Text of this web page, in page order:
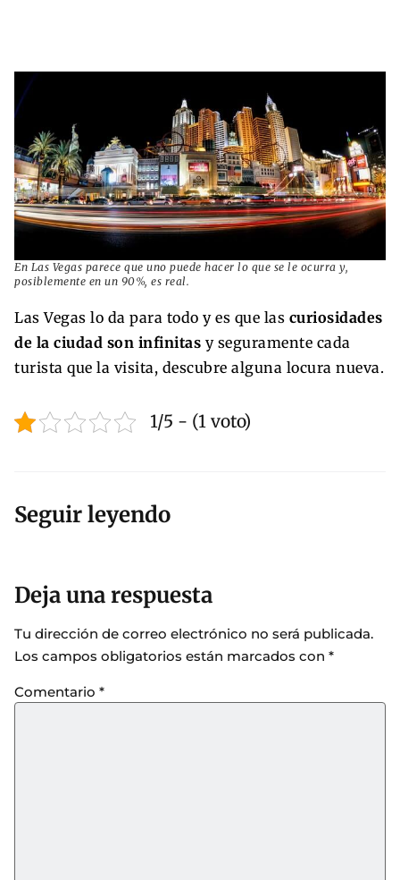
En Las Vegas parece que uno puede hacer lo que se le ocurra y,
posiblemente en un 90%, es real.
Las Vegas lo da para todo y es que las curiosidades
de la ciudad son infinitas y seguramente cada
turista que la visita, descubre alguna locura nueva.
1/5 - (1 voto)
Seguir leyendo
Deja una respuesta
Tu dirección de correo electrónico no será publicada.
Los campos obligatorios están marcados con *
Comentario *